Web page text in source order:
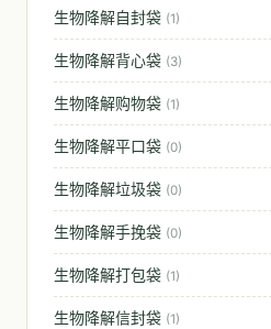
生物降解自封袋 (1)
生物降解背心袋 (3)
生物降解购物袋 (1)
生物降解平口袋 (0)
生物降解垃圾袋 (0)
生物降解手挽袋 (0)
生物降解打包袋 (1)
生物降解信封袋 (1)